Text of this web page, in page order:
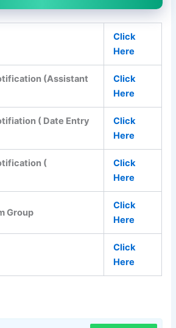
Click
Here
(Assistant
Click
Here
( Date Entry
Click
Here
(
Click
Here
Group
Click
Here
Click
Here